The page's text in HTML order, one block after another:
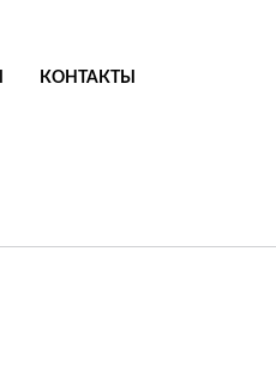
КОНТАКТЫ